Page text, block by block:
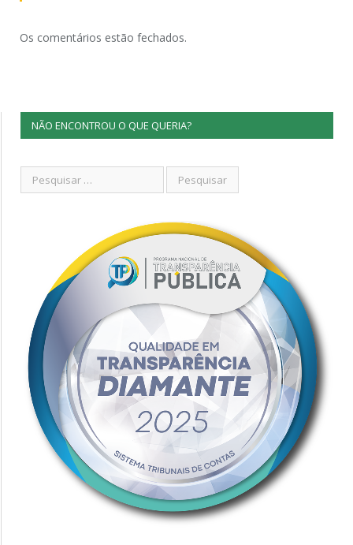
Os comentários estão fechados.
NÃO ENCONTROU O QUE QUERIA?